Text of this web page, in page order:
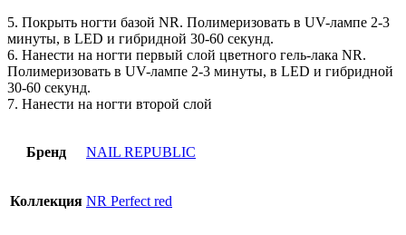
5. Покрыть ногти базой NR. Полимеризовать в UV-лампе 2-3
минуты, в LED и гибридной 30-60 секунд.
6. Нанести на ногти первый слой цветного гель-лака NR.
Полимеризовать в UV-лампе 2-3 минуты, в LED и гибридной
30-60 секунд.
7. Нанести на ногти второй слой
Бренд NAIL REPUBLIC
Коллекция NR Perfect red